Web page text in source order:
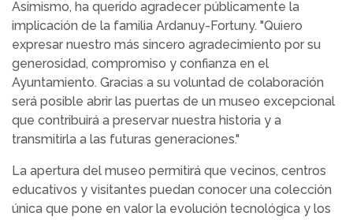
Asimismo, ha querido agradecer públicamente la
implicación de la familia Ardanuy-Fortuny. "Quiero
expresar nuestro más sincero agradecimiento por su
generosidad, compromiso y confianza en el
Ayuntamiento. Gracias a su voluntad de colaboración
será posible abrir las puertas de un museo excepcional
que contribuirá a preservar nuestra historia y a
transmitirla a las futuras generaciones."
La apertura del museo permitirá que vecinos, centros
educativos y visitantes puedan conocer una colección
única que pone en valor la evolución tecnológica y los